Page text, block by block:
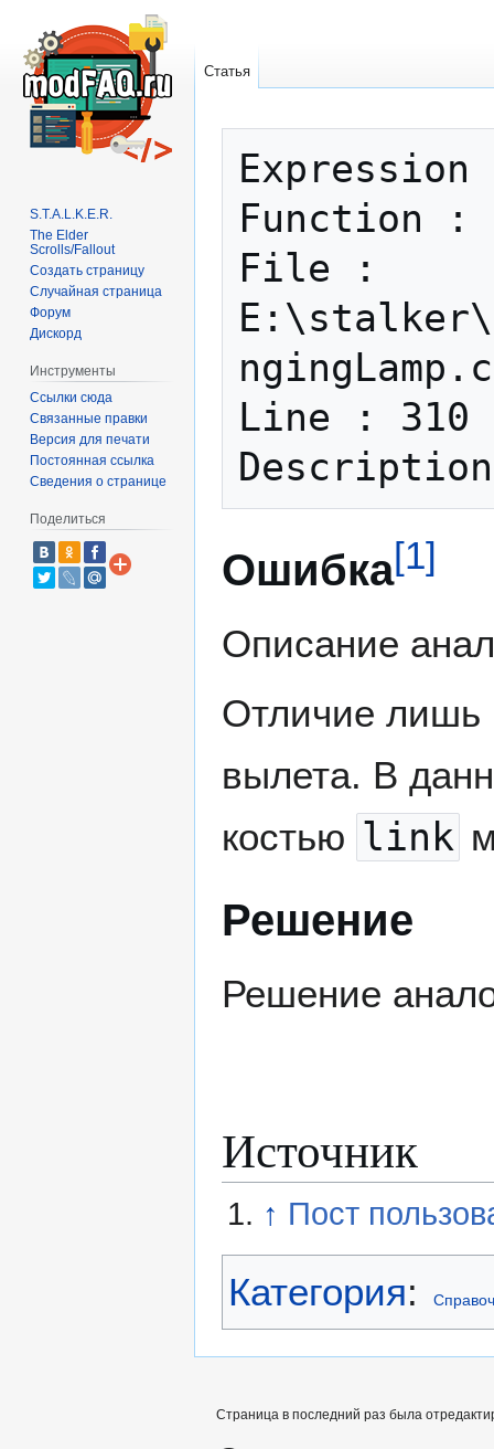
навигации
поиску
Expression
Function :
File :
Line : 310
Ошибка[1]
Описание
Отличие лишь
вылета. В
костью link
Решение
Решение
Источник
↑ Пост
Категория:
Статья
S.T.A.L.K.E.R.
The Elder
Scrolls/Fallout
Создать страницу
Случайная страница
Форум
Дискорд
Инструменты
Ссылки сюда
Связанные правки
Версия для печати
Постоянная ссылка
Сведения о странице
Поделиться
Страница в последний раз была